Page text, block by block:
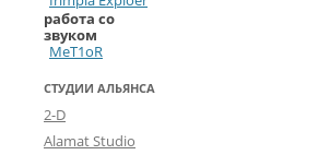
работа со
звуком
MeT1oR
СТУДИИ АЛЬЯНСА
2-D
Alamat Studio